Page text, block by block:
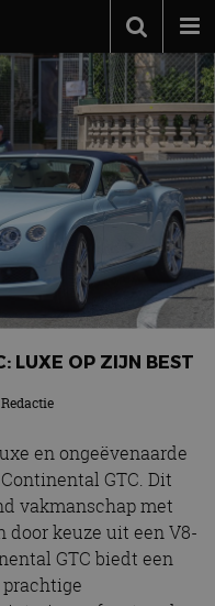
LUXE OP ZIJN BEST
en ongeëvenaarde
GTC. Dit
vakmanschap met
door keuze uit een V8-
GTC biedt een